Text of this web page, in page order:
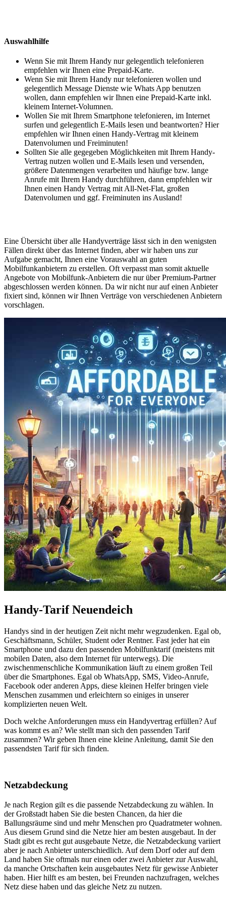
Auswahlhilfe
Wenn Sie mit Ihrem Handy nur gelegentlich telefonieren
empfehlen wir Ihnen eine Prepaid-Karte.
Wenn Sie mit Ihrem Handy nur telefonieren wollen und
gelegentlich Message Dienste wie Whats App benutzen
wollen, dann empfehlen wir Ihnen eine Prepaid-Karte inkl.
kleinem Internet-Volumnen.
Wollen Sie mit Ihrem Smartphone telefonieren, im Internet
surfen und gelegentlich E-Mails lesen und beantworten? Hier
empfehlen wir Ihnen einen Handy-Vertrag mit kleinem
Datenvolumen und Freiminuten!
Sollten Sie alle gegegeben Möglichkeiten mit Ihrem Handy-
Vertrag nutzen wollen und E-Mails lesen und versenden,
größere Datenmengen verarbeiten und häufige bzw. lange
Anrufe mit Ihrem Handy durchführen, dann empfehlen wir
Ihnen einen Handy Vertrag mit All-Net-Flat, großen
Datenvolumen und ggf. Freiminuten ins Ausland!
Eine Übersicht über alle Handyverträge lässt sich in den wenigsten
Fällen direkt über das Internet finden, aber wir haben uns zur
Aufgabe gemacht, Ihnen eine Vorauswahl an guten
Mobilfunkanbietern zu erstellen. Oft verpasst man somit aktuelle
Angebote von Mobilfunk-Anbietern die nur über Premium-Partner
abgeschlossen werden können. Da wir nicht nur auf einen Anbieter
fixiert sind, können wir Ihnen Verträge von verschiedenen Anbietern
vorschlagen.
Handy-Tarif Neuendeich
Handys sind in der heutigen Zeit nicht mehr wegzudenken. Egal ob,
Geschäftsmann, Schüler, Student oder Rentner. Fast jeder hat ein
Smartphone und dazu den passenden Mobilfunktarif (meistens mit
mobilen Daten, also dem Internet für unterwegs). Die
zwischenmenschliche Kommunikation läuft zu einem großen Teil
über die Smartphones. Egal ob WhatsApp, SMS, Video-Anrufe,
Facebook oder anderen Apps, diese kleinen Helfer bringen viele
Menschen zusammen und erleichtern so einiges in unserer
komplizierten neuen Welt.
Doch welche Anforderungen muss ein Handyvertrag erfüllen? Auf
was kommt es an? Wie stellt man sich den passenden Tarif
zusammen? Wir geben Ihnen eine kleine Anleitung, damit Sie den
passendsten Tarif für sich finden.
Netzabdeckung
Je nach Region gilt es die passende Netzabdeckung zu wählen. In
der Großstadt haben Sie die besten Chancen, da hier die
Ballungsräume sind und mehr Menschen pro Quadratmeter wohnen.
Aus diesem Grund sind die Netze hier am besten ausgebaut. In der
Stadt gibt es recht gut ausgebaute Netze, die Netzabdeckung variiert
aber je nach Anbieter unterschiedlich. Auf dem Dorf oder auf dem
Land haben Sie oftmals nur einen oder zwei Anbieter zur Auswahl,
da manche Ortschaften kein ausgebautes Netz für gewisse Anbieter
haben. Hier hilft es am besten, bei Freunden nachzufragen, welches
Netz diese haben und das gleiche Netz zu nutzen.